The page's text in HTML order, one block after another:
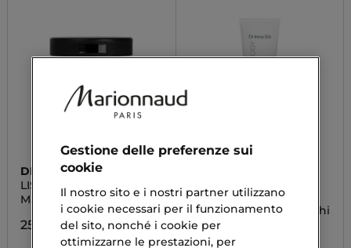
DIEGO DALLA PALMA
LISCIOSPAGHETTO
Maschera Lisciante
25,00 €
CLEANOLOGY
Oleogel Detergente
Lenitivo per Viso e Occhi
32,90 €
Gestione delle preferenze sui
cookie
Il nostro sito e i nostri partner utilizzano
i cookie necessari per il funzionamento
del sito, nonché i cookie per
ottimizzarne le prestazioni, per